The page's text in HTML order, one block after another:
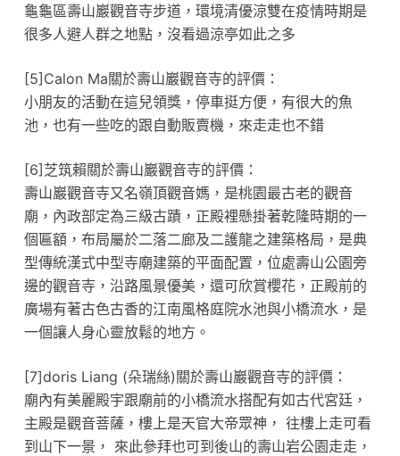
龜龜區壽山巖觀音寺步道，環境清優涼雙在疫情時期是
很多人避人群之地點，沒看過涼亭如此之多
[5]Calon Ma關於壽山巖觀音寺的評價：
小朋友的活動在這兒領獎，停車挺方便，有很大的魚
池，也有一些吃的跟自動販賣機，來走走也不錯
[6]芝筑賴關於壽山巖觀音寺的評價：
壽山巖觀音寺又名嶺頂觀音媽，是桃園最古老的觀音
廟，內政部定為三級古蹟，正殿裡懸掛著乾隆時期的一
個匾額，布局屬於二落二廊及二護龍之建築格局，是典
型傳統漢式中型寺廟建築的平面配置，位處壽山公園旁
邊的觀音寺，沿路風景優美，還可欣賞櫻花，正殿前的
廣場有著古色古香的江南風格庭院水池與小橋流水，是
一個讓人身心靈放鬆的地方。
[7]doris Liang (朵瑞絲)關於壽山巖觀音寺的評價：
廟內有美麗殿宇跟廟前的小橋流水搭配有如古代宮廷，
主殿是觀音菩薩，樓上是天官大帝眾神， 往樓上走可看
到山下一景， 來此參拜也可到後山的壽山岩公園走走，